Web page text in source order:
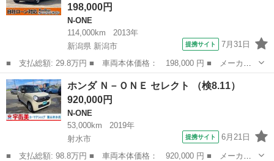
198,000円
N-ONE
114,000km
2013年
新潟県 新潟市
提携サイト 7月31日
■ 支払総額: 29.8万円 ■ 車両本体価格： 198,000 円 ■ メーカー
名： ホンダ ■ 車種名： Ｎ－ＯＮＥ ■ グレード名： Ｇ Ｓキ
ー ｉｓｔｏｐ ナビ アルミ 運転席エアバッグ 助手席エアバ
ッ ＡＢＳ Ｅ...
新潟 新潟市 N-ONE
ホンダ Ｎ－ＯＮＥ セレクト （検8.11）
920,000円
N-ONE
53,000km
2019年
射水市
提携サイト 6月21日
■ 支払総額: 98.8万円 ■ 車両本体価格： 920,000 円 ■ メーカー